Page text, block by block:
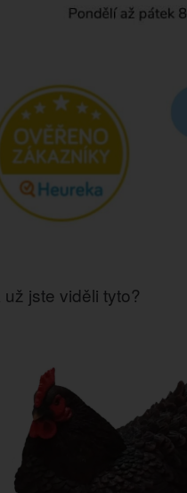
už jste viděli tyto?